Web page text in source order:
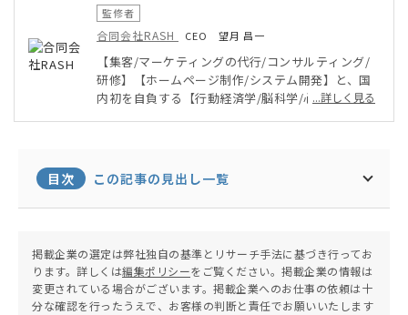
監修者
合同会社RASH CEO 望月 昌一
【集客/マーケティングの代行/コンサルティング/
研修】【ホームページ制作/システム開発】と、国
内初を自負する【行動経済学/脳科学/心理学の理論
...詳しく見る
目次 この記事の見出し一覧
掲載企業の選定は弊社独自の基準とリサーチ手法に基づき行ってお
ります。詳しくは編集ポリシーをご覧ください。掲載企業の情報は
変更されている場合がございます。掲載企業へのお仕事の依頼は十
分な確認を行ったうえで、お客様の判断と責任でお願いいたします